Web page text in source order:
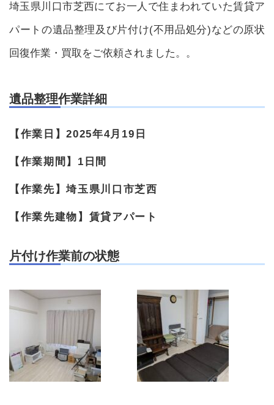
埼玉県川口市芝西にてお一人で住まわれていた賃貸ア
パートの遺品整理及び片付け(不用品処分)などの原状
回復作業・買取をご依頼されました。。
遺品整理作業詳細
【作業日】2025年4月19日
【作業期間】1日間
【作業先】埼玉県川口市芝西
【作業先建物】賃貸アパート
片付け作業前の状態